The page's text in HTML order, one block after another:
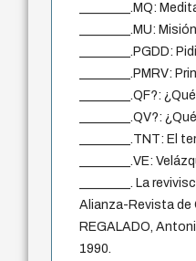
________.MQ:
________.MU:
________.PGDD:
________.PMRV:
________.QF?:
________.QV?:
________.TNT: El
________.VE:
________. La
Alianza-Revista de
REGALADO,
1990.